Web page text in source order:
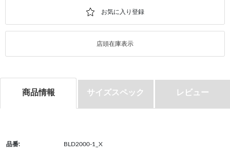
店頭在庫表示
商品情報 サイズスペック レビュー
品番: BLD2000-1_X